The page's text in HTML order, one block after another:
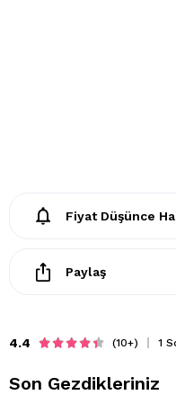
Fiyat Düşünce
Paylaş
4.4 (10+) 1
Son Gezdikleriniz